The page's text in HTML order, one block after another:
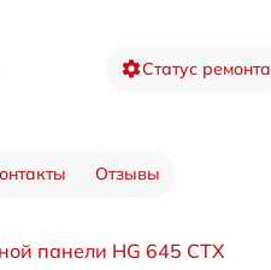
Статус ремонта
Отзывы
панели HG 645 CTX